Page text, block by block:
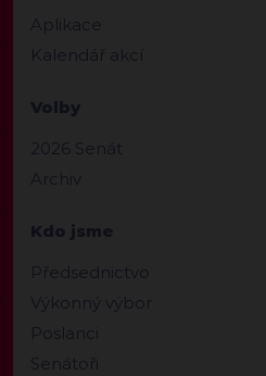
Aplikace
Kalendář akcí
Volby
2026 Senát
Archiv
Kdo jsme
Předsednictvo
Výkonný výbor
Poslanci
Senátoři